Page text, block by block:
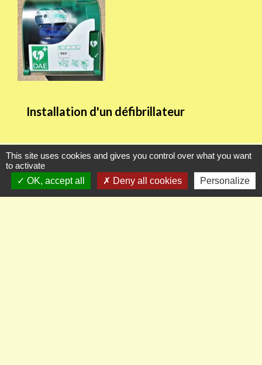
Installation d'un défibrillateur
Contacts
This site uses cookies and gives you control over what you want
to activate
OK, accept all
Deny all cookies Personalize